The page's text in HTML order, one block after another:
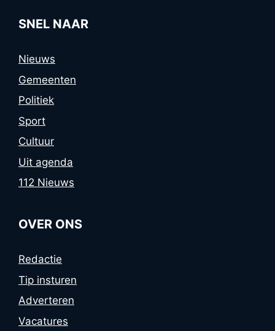
SNEL NAAR
Nieuws
Gemeenten
Politiek
Sport
Cultuur
Uit agenda
112 Nieuws
OVER ONS
Redactie
Tip insturen
Adverteren
Vacatures